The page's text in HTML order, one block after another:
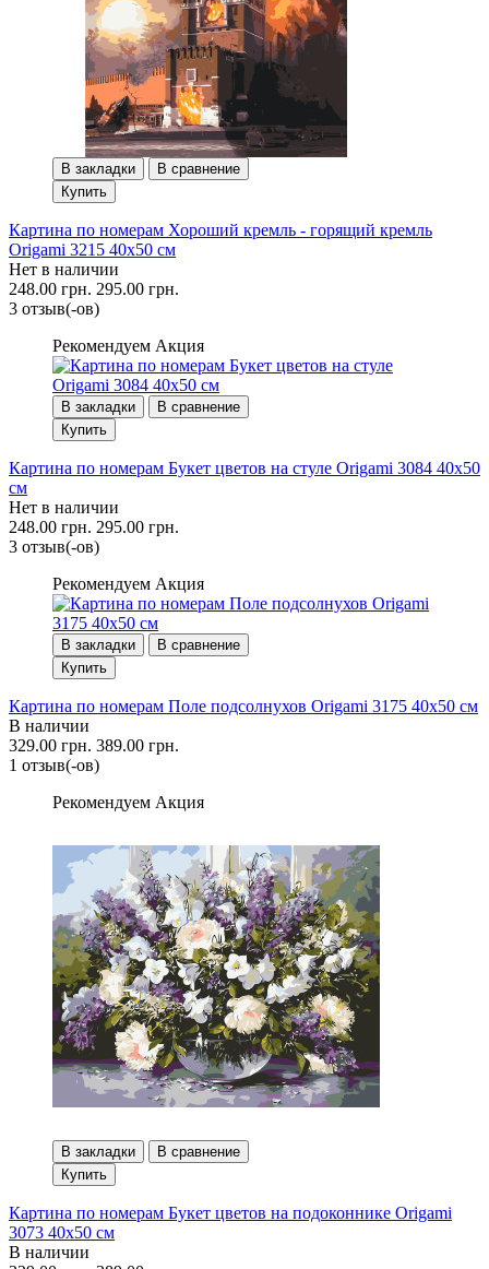
В закладки
В сравнение
Купить
Картина по номерам Хороший кремль - горящий кремль
Origami 3215 40x50 см
Нет в наличии
248.00 грн. 295.00 грн.
3 отзыв(-ов)
Рекомендуем Акция
В закладки
В сравнение
Купить
Картина по номерам Букет цветов на стуле Origami 3084 40x50
см
Нет в наличии
248.00 грн. 295.00 грн.
3 отзыв(-ов)
Рекомендуем Акция
В закладки
В сравнение
Купить
Картина по номерам Поле подсолнухов Origami 3175 40x50 см
В наличии
329.00 грн. 389.00 грн.
1 отзыв(-ов)
Рекомендуем Акция
В закладки
В сравнение
Купить
Картина по номерам Букет цветов на подоконнике Origami
3073 40x50 см
В наличии